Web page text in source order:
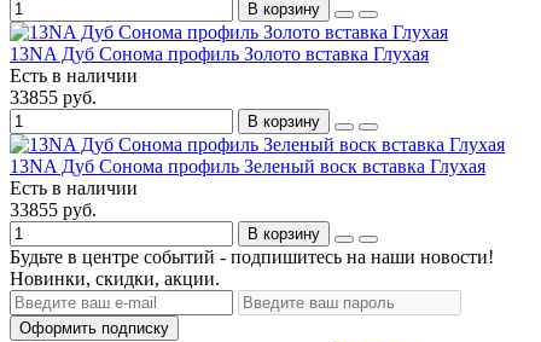
В корзину
13NA Дуб Сонома профиль Золото вставка Глухая
Есть в наличии
33855 руб.
В корзину
13NA Дуб Сонома профиль Зеленый воск вставка Глухая
Есть в наличии
33855 руб.
В корзину
Будьте в центре событий - подпишитесь на наши новости!
Новинки, скидки, акции.
Оформить подписку